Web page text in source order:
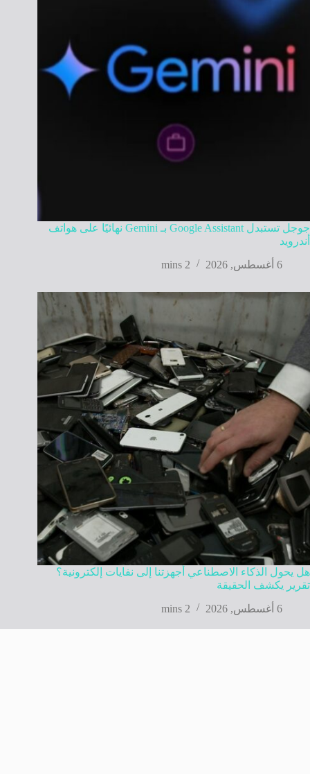
جوجل تستبدل Google Assistant بـ Gemini نهائيًا على هواتف
أندرويد
6 أغسطس, 2026
2 mins
هل يحول الذكاء الاصطناعي أجهزتنا إلى نفايات إلكترونية؟
تقرير يكشف الحقيقة
6 أغسطس, 2026
2 mins